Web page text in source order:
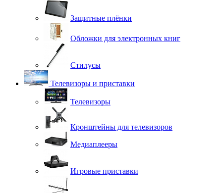
Защитные плёнки
Обложки для электронных книг
Стилусы
Телевизоры и приставки
Телевизоры
Кронштейны для телевизоров
Медиаплееры
Игровые приставки